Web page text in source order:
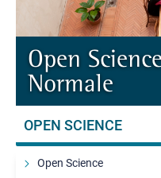
Open
Normale
OPEN SCIENCE
Open Science